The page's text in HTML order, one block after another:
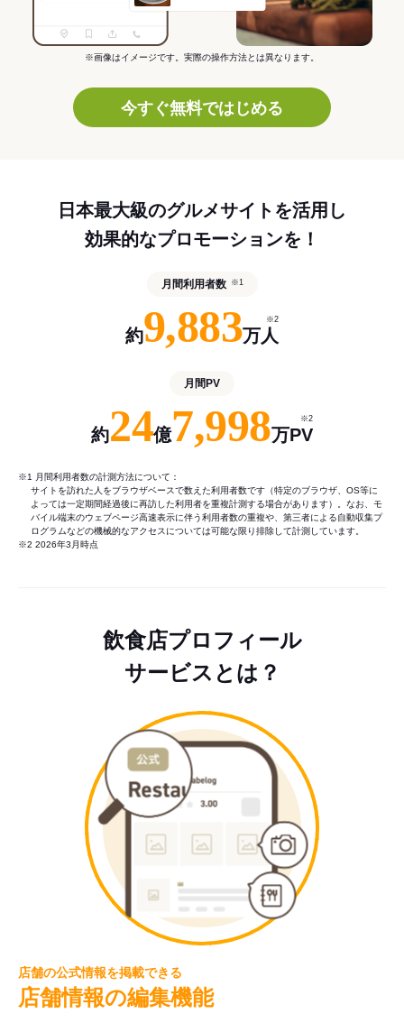
※画像はイメージです。実際の操作方法とは異なります。
今すぐ無料ではじめる
日本最大級のグルメサイトを活用し
効果的なプロモーションを！
月間利用者数 ※1
約9,883万人
※2
月間PV
約24億7,998万PV
※2
※1 月間利用者数の計測方法について：
サイトを訪れた人をブラウザベースで数えた利用者数です（特定のブラウザ、OS等に
よっては一定期間経過後に再訪した利用者を重複計測する場合があります）。なお、モ
バイル端末のウェブページ高速表示に伴う利用者数の重複や、第三者による自動収集プ
ログラムなどの機械的なアクセスについては可能な限り排除して計測しています。
※2 2026年3月時点
飲食店プロフィール
サービスとは？
店舗の公式情報を掲載できる
店舗情報の編集機能